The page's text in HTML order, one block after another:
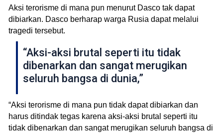
Aksi terorisme di mana pun menurut Dasco tak dapat
dibiarkan. Dasco berharap warga Rusia dapat melalui
tragedi tersebut.
“Aksi-aksi brutal seperti itu tidak
dibenarkan dan sangat merugikan
seluruh bangsa di dunia,”
“Aksi terorisme di mana pun tidak dapat dibiarkan dan
harus ditindak tegas karena aksi-aksi brutal seperti itu
tidak dibenarkan dan sangat merugikan seluruh bangsa di